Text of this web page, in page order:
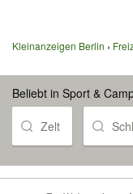
Kleinanzeigen Berlin
Beliebt in Sport &
Zelt